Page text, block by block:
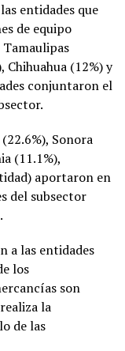
entidades que
de equipo
Chihuahua (12%) y
conjuntaron el
Sonora
(11.1%),
aportaron en
del subsector
a las entidades
los
son
la
de las